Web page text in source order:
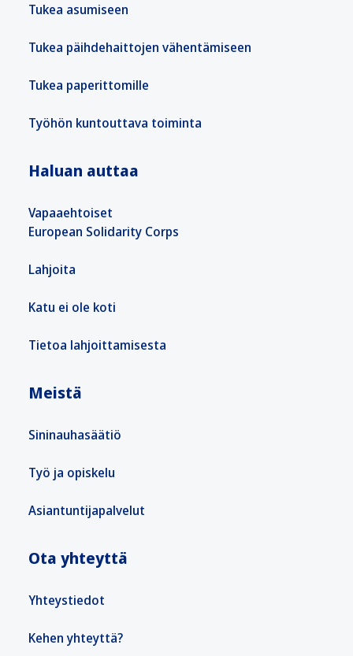
Tukea asumiseen
Tukea päihdehaittojen vähentämiseen
Tukea paperittomille
Työhön kuntouttava toiminta
Haluan auttaa
Vapaaehtoiset
European Solidarity Corps
Lahjoita
Katu ei ole koti
Tietoa lahjoittamisesta
Meistä
Sininauhasäätiö
Työ ja opiskelu
Asiantuntijapalvelut
Ota yhteyttä
Yhteystiedot
Kehen yhteyttä?